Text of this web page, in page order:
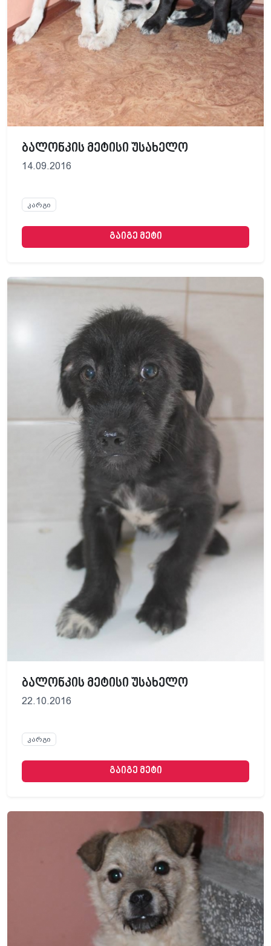
ბალონკის მეტისი უსახელო
14.09.2016
კარგი
გაიგე მეტი
ბალონკის მეტისი უსახელო
22.10.2016
კარგი
გაიგე მეტი